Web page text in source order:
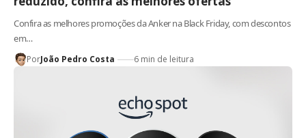
Confira as melhores promoções da Anker na Black Friday, com descontos
em…
PorJoão Pedro Costa 6 min de leitura